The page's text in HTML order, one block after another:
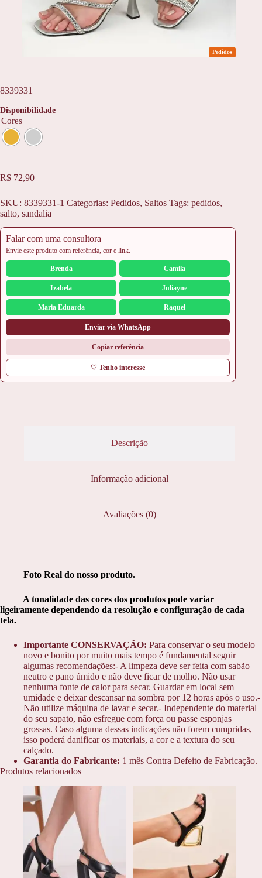
Pedidos
8339331
Disponibilidade
Cores
R$ 72,90
SKU: 8339331-1 Categorias: Pedidos, Saltos Tags: pedidos,
salto, sandalia
Falar com uma consultora
Envie este produto com referência, cor e link.
Brenda Camila
Izabela Juliayne
Maria Eduarda Raquel
Enviar via WhatsApp
Copiar referência
♡ Tenho interesse
Descrição
Informação adicional
Avaliações (0)
Foto Real do nosso produto.
A tonalidade das cores dos produtos pode variar
ligeiramente dependendo da resolução e configuração de cada
tela.
Importante CONSERVAÇÃO: Para conservar o seu modelo
novo e bonito por muito mais tempo é fundamental seguir
algumas recomendações:- A limpeza deve ser feita com sabão
neutro e pano úmido e não deve ficar de molho. Não usar
nenhuma fonte de calor para secar. Guardar em local sem
umidade e deixar descansar na sombra por 12 horas após o uso.-
Não utilize máquina de lavar e secar.- Independente do material
do seu sapato, não esfregue com força ou passe esponjas
grossas. Caso alguma dessas indicações não forem cumpridas,
isso poderá danificar os materiais, a cor e a textura do seu
calçado.
Garantia do Fabricante: 1 mês Contra Defeito de Fabricação.
Produtos relacionados